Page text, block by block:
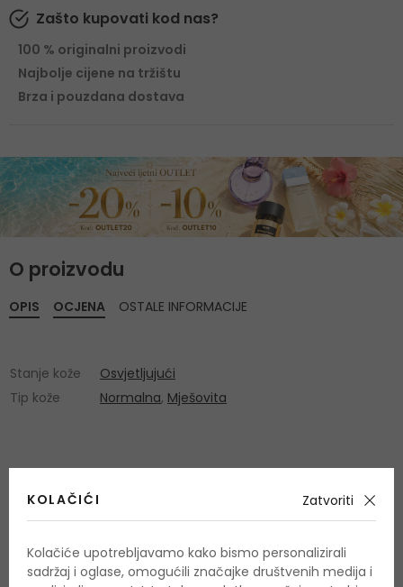
Zašto kupovati kod nas?
100 % originalni proizvodi
Najbolje cijene na tržištu
Brza i pouzdana dostava
O proizvodu
OPIS
Stanje kože
Osvjetljujući
Tip kože
Normalna, Mješovita
OCJENA
Podaci o dobivanju ocjena
OSTALE INFORMACIJE
KOLAČIĆI Zatvoriti
Kolačiće upotrebljavamo kako bismo personalizirali
sadržaj i oglase, omogućili značajke društvenih medija i